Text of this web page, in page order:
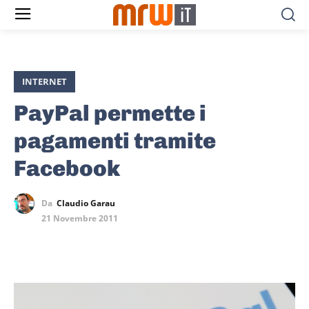
INTERNET
PayPal permette i
pagamenti tramite
Facebook
Da Claudio Garau
21 Novembre 2011